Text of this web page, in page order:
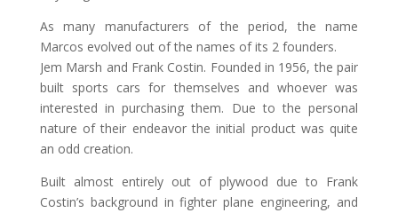
As many manufacturers of the period, the name
Marcos evolved out of the names of its 2 founders.
Jem Marsh and Frank Costin. Founded in 1956, the pair
built sports cars for themselves and whoever was
interested in purchasing them. Due to the personal
nature of their endeavor the initial product was quite
an odd creation.
Built almost entirely out of plywood due to Frank
Costin’s background in fighter plane engineering, and